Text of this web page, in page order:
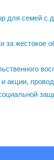
для семей с
за жестокое
акции,